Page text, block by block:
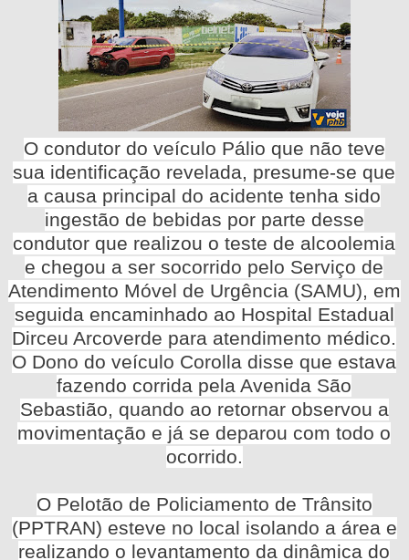
O condutor do veículo Pálio que não teve
sua identificação revelada, presume-se que
a causa principal do acidente tenha sido
ingestão de bebidas por parte desse
condutor que realizou o teste de alcoolemia
e chegou a ser socorrido pelo Serviço de
Atendimento Móvel de Urgência (SAMU), em
seguida encaminhado ao Hospital Estadual
Dirceu Arcoverde para atendimento médico.
O Dono do veículo Corolla disse que estava
fazendo corrida pela Avenida São
Sebastião, quando ao retornar observou a
movimentação e já se deparou com todo o
ocorrido.
O Pelotão de Policiamento de Trânsito
(PPTRAN) esteve no local isolando a área e
realizando o levantamento da dinâmica do